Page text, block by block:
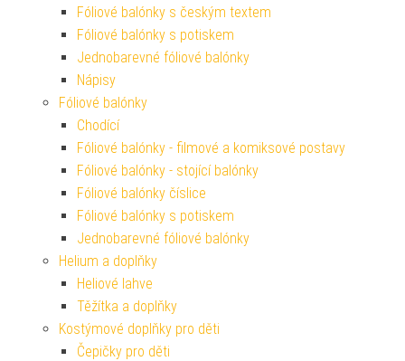
Fóliové balónky s českým textem
Fóliové balónky s potiskem
Jednobarevné fóliové balónky
Nápisy
Fóliové balónky
Chodící
Fóliové balónky - filmové a komiksové postavy
Fóliové balónky - stojící balónky
Fóliové balónky číslice
Fóliové balónky s potiskem
Jednobarevné fóliové balónky
Helium a doplňky
Heliové lahve
Těžítka a doplňky
Kostýmové doplňky pro děti
Čepičky pro děti